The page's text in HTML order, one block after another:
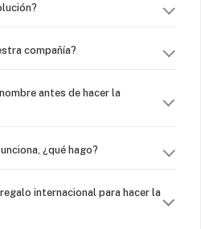
compañía?
antes de hacer la
¿qué hago?
internacional para hacer la